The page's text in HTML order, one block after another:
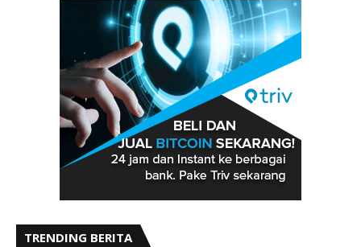
TRENDING BERITA